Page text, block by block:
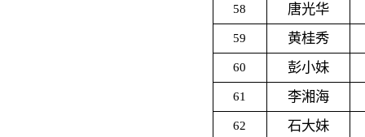
58 唐光华
59 黄桂秀
60 彭小妹
61 李湘海
62 石大妹